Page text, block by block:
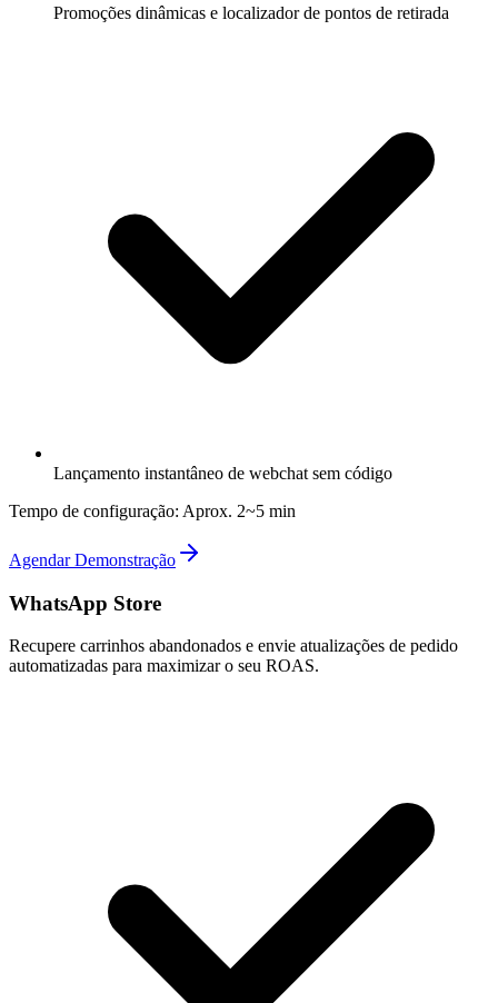
Promoções dinâmicas e localizador de pontos de retirada
Lançamento instantâneo de webchat sem código
Tempo de configuração: Aprox. 2~5 min
Agendar Demonstração
WhatsApp Store
Recupere carrinhos abandonados e envie atualizações de pedido
automatizadas para maximizar o seu ROAS.